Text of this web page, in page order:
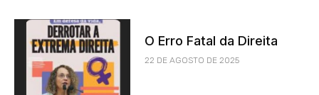
O Erro Fatal da Direita
22 DE AGOSTO DE 2025